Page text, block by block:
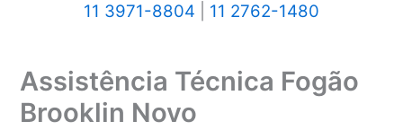
11 3971-8804
11 2762-1480
Assistência Técnica Fogão
Brooklin Novo